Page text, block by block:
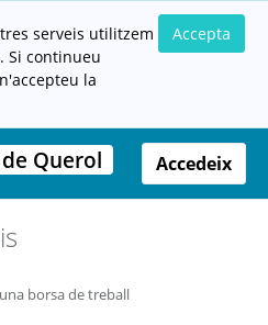
serveis utilitzem
Si continueu
la
Accepta
Querol Accedeix
borsa de treball